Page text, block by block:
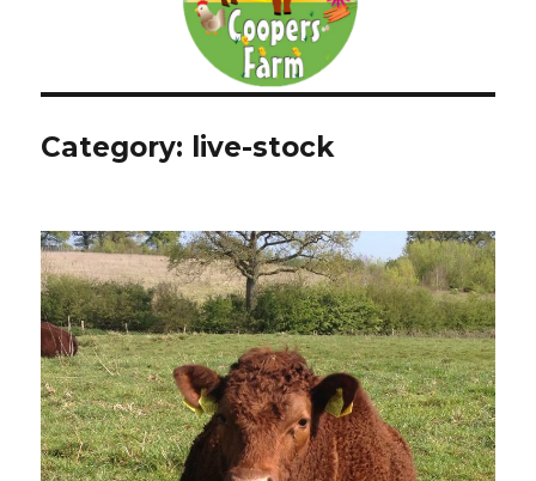
Category: live-stock